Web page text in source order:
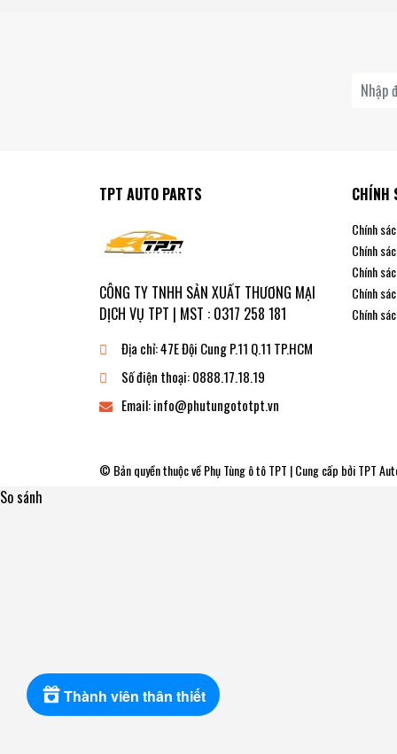
TPT AUTO PARTS
CÔNG TY TNHH SẢN XUẤT THƯƠNG MẠI
DỊCH VỤ TPT | MST : 0317 258 181
Địa chỉ:47E Đội Cung P.11 Q.11 TP.HCM
Số điện thoại:0888.17.18.19
Email:info@phutungototpt.vn
CHÍNH
Chính
Chính
Chính
Chính
Chính
© Bản quyền thuộc vềPhụ Tùng ô tô TPT | Cung cấp bởiTPT
Thành viên thân thiết
So sánh